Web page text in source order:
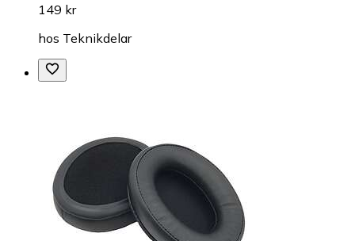
149 kr
hos Teknikdelar